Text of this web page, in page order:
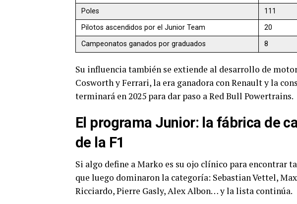
Poles
111
Pilotos ascendidos por el Junior Team
20
Campeonatos ganados por graduados
8
Su influencia también se extiende al desarrollo de
Cosworth y Ferrari, la era ganadora con Renault y la
terminará en 2025 para dar paso a Red Bull Powertrains.
El programa Junior: la fábrica de
de la F1
Si algo define a Marko es su ojo clínico para encontrar
que luego dominaron la categoría: Sebastian Vettel,
Ricciardo, Pierre Gasly, Alex Albon… y la lista continúa.